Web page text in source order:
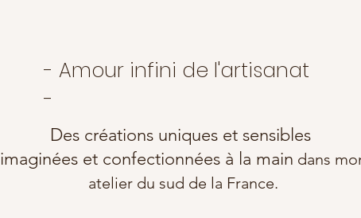
- Amour infini de l'artisanat
-
Des créations uniques et sensibles
imaginées et confectionnées à la main dans
atelier du sud de la France.